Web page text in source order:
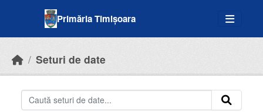
Primăria Timișoara
Seturi de date